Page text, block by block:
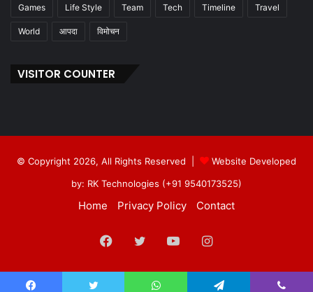
Games Life Style Team Tech Timeline Travel
World आपदा विमोचन
VISITOR COUNTER
© Copyright 2026, All Rights Reserved |
Website Developed
by: RK Technologies (+91 9540173525)
Home Privacy Policy Contact
Facebook
TwitterYouTubeInstagram